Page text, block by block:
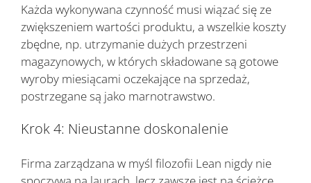
Każda wykonywana czynność musi wiązać się ze
zwiększeniem wartości produktu, a wszelkie koszty
zbędne, np. utrzymanie dużych przestrzeni
magazynowych, w których składowane są gotowe
wyroby miesiącami oczekające na sprzedaż,
postrzegane są jako marnotrawstwo.
Krok 4: Nieustanne doskonalenie
Firma zarządzana w myśl filozofii Lean nigdy nie